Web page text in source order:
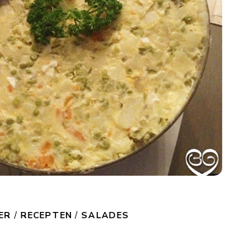
/ RECEPTEN / SALADES